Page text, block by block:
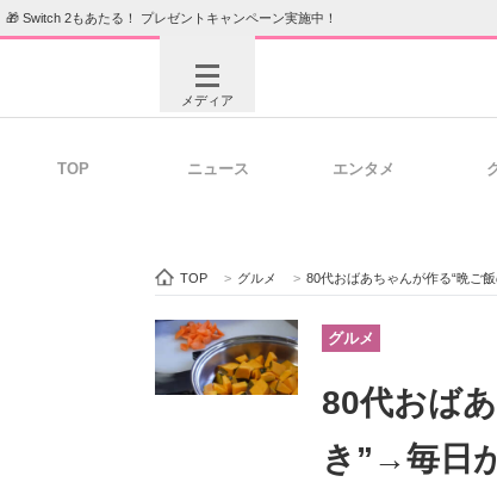
🎁 Switch 2もあたる！ プレゼントキャンペーン実施中！
メディア
ビジネスと働き方のヒント
TOP ニュース エンタメ
TOP > グルメ > 80代おばあちゃんが作る“晩ご
グルメ
80代おば
き”→毎日